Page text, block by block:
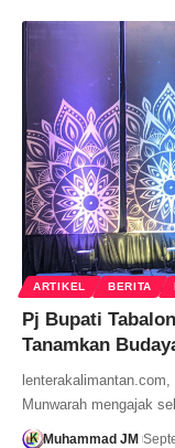
ARTIKEL BERITA
Pj Bupati
Tanamkan
Munwarah mengajak
Muhammad JM